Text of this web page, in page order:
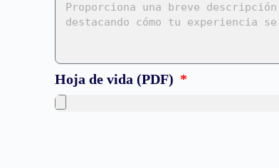
Hoja de vida (PDF)